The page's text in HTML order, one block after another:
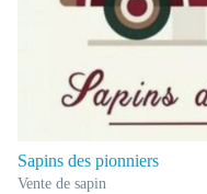
Sapins des pionniers
Vente de sapin